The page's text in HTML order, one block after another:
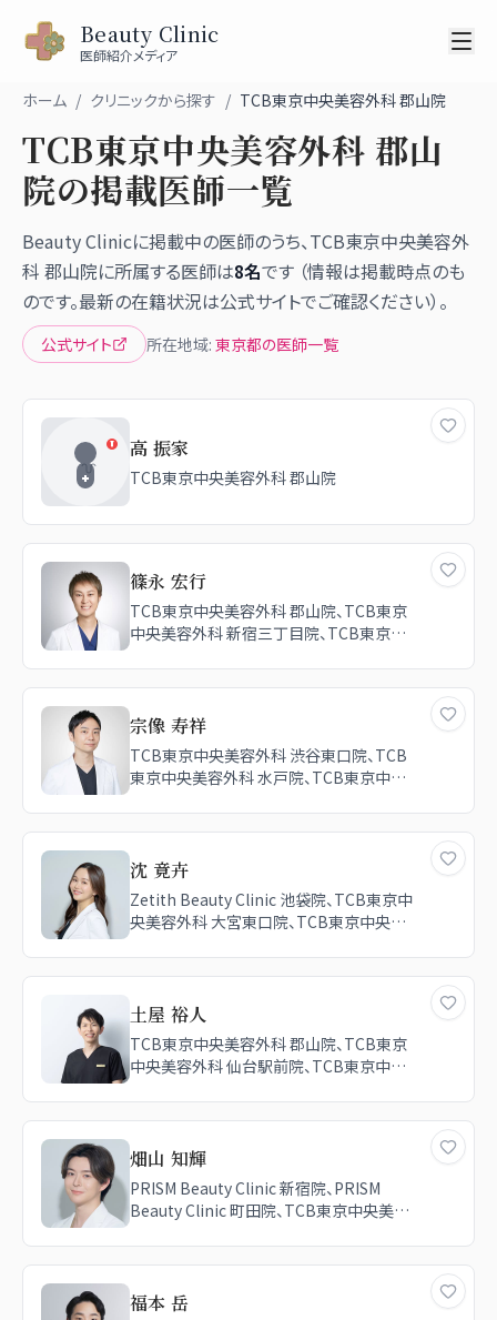
Beauty Clinic
医師紹介メディア
ホーム / クリニックから探す / TCB東京中央美容外科 郡山院
TCB東京中央美容外科 郡山
院の掲載医師一覧
Beauty Clinicに掲載中の医師のうち、TCB東京中央美容外
科 郡山院に所属する医師は8名です （情報は掲載時点のも
のです。最新の在籍状況は公式サイトでご確認ください）。
公式サイト 所在地域: 東京都の医師一覧
高 振家
TCB東京中央美容外科 郡山院
篠永 宏行
TCB東京中央美容外科 郡山院、TCB東京
中央美容外科 新宿三丁目院、TCB東京中
大宮院
宗像 寿祥
TCB東京中央美容外科 渋谷東口院、TCB
東京中央美容外科 水戸院、TCB東京中央
沈 竟卉
Zetith Beauty Clinic 池袋院、TCB東京中
央美容外科 大宮東口院、TCB東京中央美
土屋 裕人
TCB東京中央美容外科 郡山院、TCB東京
中央美容外科 仙台駅前院、TCB東京中央
畑山 知輝
PRISM Beauty Clinic 新宿院、PRISM
Beauty Clinic 町田院、TCB東京中央美容
福本 岳